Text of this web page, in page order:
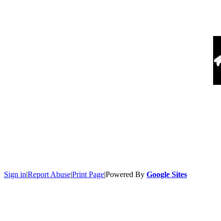
Sign in|Report Abuse|Print Page|Powered By Google Sites